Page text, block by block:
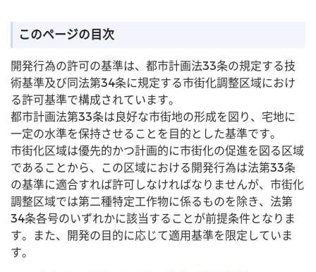
このページの目次
開発行為の許可の基準は、都市計画法33条の規定する技
術基準及び同法第34条に規定する市街化調整区域におけ
る許可基準で構成されています。
都市計画法第33条は良好な市街地の形成を図り、宅地に
一定の水準を保持させることを目的とした基準です。
市街化区域は優先的かつ計画的に市街化の促進を図る区域
であることから、この区域における開発行為は法第33条
の基準に適合すれば許可しなければなりませんが、市街化
調整区域では第二種特定工作物に係るものを除き、法第
34条各号のいずれかに該当することが前提条件となりま
す。また、開発の目的に応じて適用基準を限定していま
す。